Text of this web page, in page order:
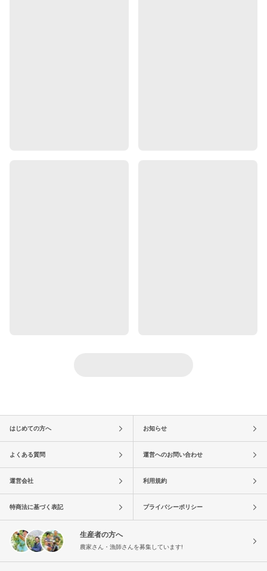
はじめての方へ お知らせ
よくある質問 運営へのお問い合わせ
運営会社 利用規約
特商法に基づく表記 プライバシーポリシー
生産者の方へ
農家さん・漁師さんを募集しています!